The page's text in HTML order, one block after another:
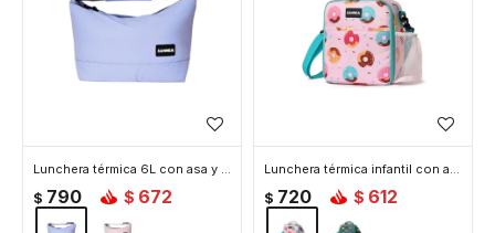
Lunchera térmica 6L con asa y correa para colgar 23x14x20cm - Lila
$ 790 $ 672
Lunchera térmica infantil con asa y correa ajustable - Rosado
$ 720 $ 612